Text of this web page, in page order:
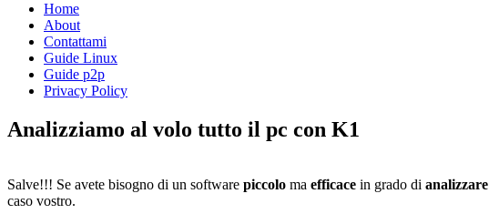
Home
About
Contattami
Guide Linux
Guide p2p
Privacy Policy
Analizziamo al volo tutto il pc con K1
Salve!!! Se avete bisogno di un software piccolo ma efficace in grado di analizzare
caso vostro.